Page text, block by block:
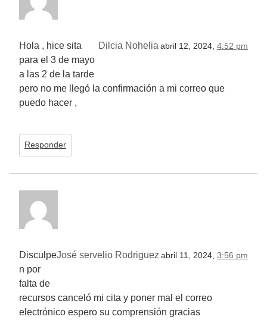
Dilcia Nohelia abril 12, 2024, 4:52 pm
Hola , hice sita
para el 3 de mayo
a las 2 de la tarde
pero no me llegó la confirmación a mi correo que
puedo hacer ,
Responder
José servelio Rodriguez abril 11, 2024, 3:56 pm
Disculpe
n por
falta de
recursos canceló mi cita y poner mal el correo
electrónico espero su comprensión gracias